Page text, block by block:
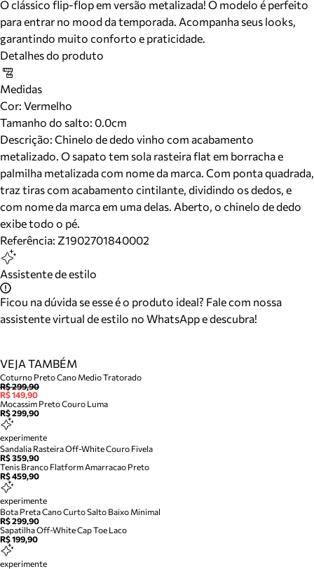
O clássico flip-flop em versão metalizada! O modelo é perfeito
para entrar no mood da temporada. Acompanha seus looks,
garantindo muito conforto e praticidade.
Detalhes do produto
Medidas
Cor: Vermelho
Tamanho do salto: 0.0cm
Descrição: Chinelo de dedo vinho com acabamento
metalizado. O sapato tem sola rasteira flat em borracha e
palmilha metalizada com nome da marca. Com ponta quadrada,
traz tiras com acabamento cintilante, dividindo os dedos, e
com nome da marca em uma delas. Aberto, o chinelo de dedo
exibe todo o pé.
Referência: Z1902701840002
Assistente de estilo
Ficou na dúvida se esse é o produto ideal? Fale com nossa
assistente virtual de estilo no WhatsApp e descubra!
VEJA TAMBÉM
Coturno Preto Cano Medio Tratorado
R$ 299,90
R$ 149,90
Mocassim Preto Couro Luma
R$ 299,90
experimente
Sandalia Rasteira Off-White Couro Fivela
R$ 359,90
Tenis Branco Flatform Amarracao Preto
R$ 459,90
experimente
Bota Preta Cano Curto Salto Baixo Minimal
R$ 299,90
Sapatilha Off-White Cap Toe Laco
R$ 199,90
experimente